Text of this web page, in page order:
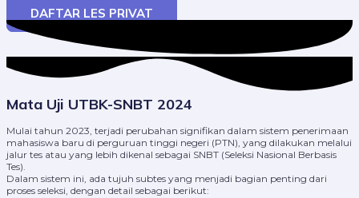
DAFTAR LES PRIVAT
Mata Uji UTBK-SNBT 2024
Mulai tahun 2023, terjadi perubahan signifikan dalam sistem penerimaan
mahasiswa baru di perguruan tinggi negeri (PTN), yang dilakukan melalui
jalur tes atau yang lebih dikenal sebagai SNBT (Seleksi Nasional Berbasis
Tes).
Dalam sistem ini, ada tujuh subtes yang menjadi bagian penting dari
proses seleksi, dengan detail sebagai berikut: